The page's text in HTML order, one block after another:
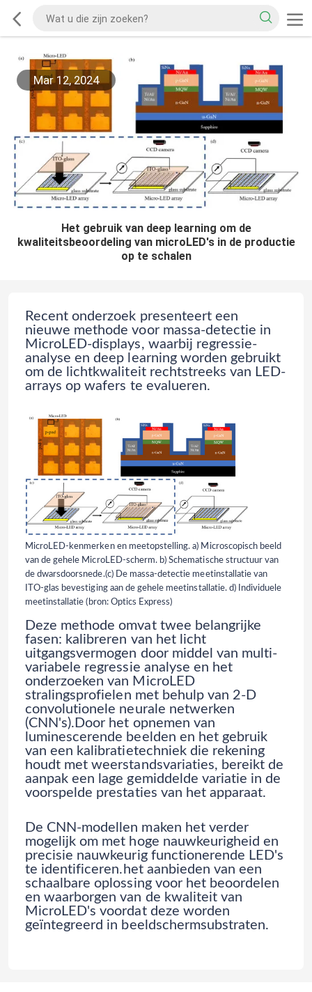
Mar 12, 2024
Het gebruik van deep learning om de
kwaliteitsbeoordeling van microLED's in de productie
op te schalen
Recent onderzoek presenteert een
nieuwe methode voor massa-detectie in
MicroLED-displays, waarbij regressie-
analyse en deep learning worden gebruikt
om de lichtkwaliteit rechtstreeks van LED-
arrays op wafers te evalueren.
MicroLED-kenmerken en meetopstelling. a) Microscopisch beeld
van de gehele MicroLED-scherm. b) Schematische structuur van
de dwarsdoorsnede.(c) De massa-detectie meetinstallatie van
ITO-glas bevestiging aan de gehele meetinstallatie. d) Individuele
meetinstallatie (bron: Optics Express)
Deze methode omvat twee belangrijke
fasen: kalibreren van het licht
uitgangsvermogen door middel van multi-
variabele regressie analyse en het
onderzoeken van MicroLED
stralingsprofielen met behulp van 2-D
convolutionele neurale netwerken
(CNN's).Door het opnemen van
luminescerende beelden en het gebruik
van een kalibratietechniek die rekening
houdt met weerstandsvariaties, bereikt de
aanpak een lage gemiddelde variatie in de
voorspelde prestaties van het apparaat.
De CNN-modellen maken het verder
mogelijk om met hoge nauwkeurigheid en
precisie nauwkeurig functionerende LED's
te identificeren.het aanbieden van een
schaalbare oplossing voor het beoordelen
en waarborgen van de kwaliteit van
MicroLED's voordat deze worden
geïntegreerd in beeldschermsubstraten.